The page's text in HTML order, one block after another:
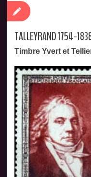
TALLEYRAND 1754-
Timbre Yvert et